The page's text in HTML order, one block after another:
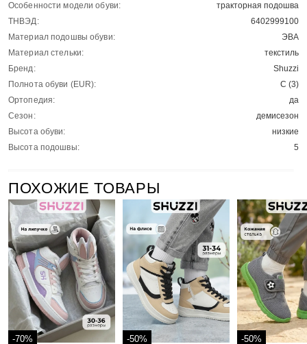
Особенности модели обуви:
тракторная подошва
ТНВЭД:
6402999100
Материал подошвы обуви:
ЭВА
Материал стельки:
текстиль
Бренд:
Shuzzi
Полнота обуви (EUR):
С (3)
Ортопедия:
да
Сезон:
демисезон
Высота обуви:
низкие
Высота подошвы:
5
ПОХОЖИЕ ТОВАРЫ
-70% -50% -50%